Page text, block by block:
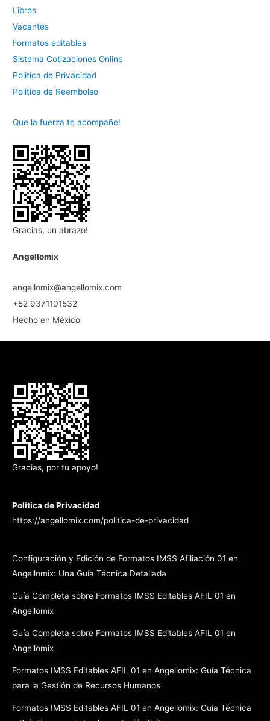
Libros
Vacantes
Formatos editables
Sistema Cotizaciones Online
Politica de Privacidad
Politica de Reembolso
Que la fuerza te acompañe!
Gracias, un abrazo!
Angellomix
angellomix@angellomix.com
+52 9371101532
Hecho en México
Gracias, por tu apoyo!
Politica de Privacidad
https://angellomix.com/politica-de-privacidad
Configuración y Edición de Formatos IMSS Afiliación 01 en
Angellomix: Una Guía Técnica Detallada
Guía Completa sobre Formatos IMSS Editables AFIL 01 en
Angellomix
Guía Completa sobre Formatos IMSS Editables AFIL 01 en
Angellomix
Formatos IMSS Editables AFIL 01 en Angellomix: Guía Técnica
para la Gestión de Recursos Humanos
Formatos IMSS Editables AFIL 01 en Angellomix: Guía Técnica